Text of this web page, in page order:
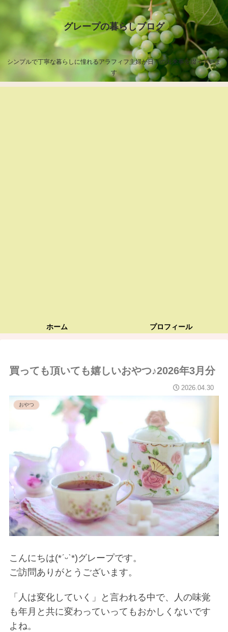
グレープの暮らしブログ
シンプルで丁寧な暮らしに憧れるアラフィフ主婦が日々の出来事を綴っていま
す
ホーム プロフィール
買っても頂いても嬉しいおやつ♪2026年3月分
2026.04.30
おやつ
こんにちは(*ˊᵕˋ*)グレープです。
ご訪問ありがとうございます。
「人は変化していく」と言われる中で、人の味覚
も年月と共に変わっていってもおかしくないです
よね。